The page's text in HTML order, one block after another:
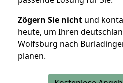
Zögern Sie nicht und
heute, um Ihren
Wolfsburg nach
planen.